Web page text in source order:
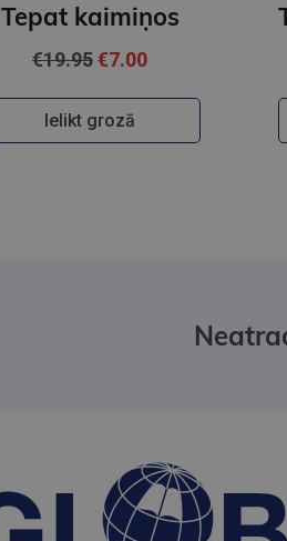
Tepat kaimiņos
€19.95€7.00
Ielikt grozā